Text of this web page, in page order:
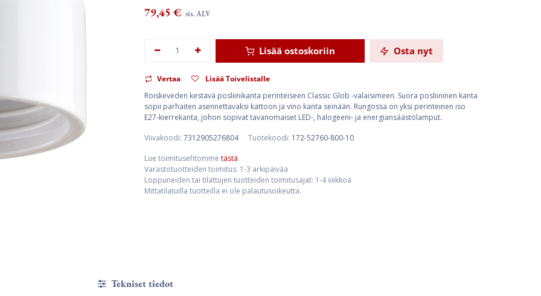
79,45 € sis. ALV
Lisää ostoskoriin Osta nyt
Vertaa
Lisää Toivelistalle
Roiskeveden kestävä posliinikanta perinteiseen Classic Glob -valaisimeen. Suora posliininen kanta
sopii parhaiten asennettavaksi kattoon ja vino kanta seinään. Rungossa on yksi perinteinen iso
E27-kierrekanta, johon sopivat tavanomaiset LED-, halogeeni- ja energiansäästölamput.
Viivakoodi: 7312905276804 Tuotekoodi: 172-52760-800-10
Lue toimitusehtomme tästä
Varastotuotteiden toimitus: 1-3 arkipäivää
Loppuneiden tai tilattujen tuotteiden toimitusajat: 1-4 viikkoa
Mittatilatuilla tuotteilla ei ole palautusoikeutta.
Tekniset tiedot